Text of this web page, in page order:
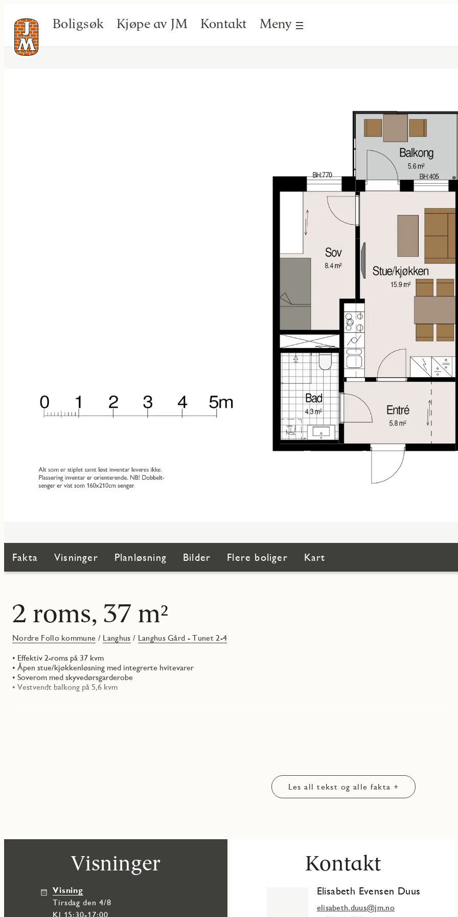
Boligsøk Kjøpe av JM Kontakt Meny
Fakta Visninger Planløsning Bilder Flere boliger Kart
2 roms, 37 m²
Nordre Follo kommune / Langhus / Langhus Gård - Tunet 2-4
• Effektiv 2-roms på 37 kvm
• Åpen stue/kjøkkenløsning med integrerte hvitevarer
• Soverom med skyvedørsgarderobe
• Vestvendt balkong på 5,6 kvm
Les all tekst og alle fakta +
Visninger
Visning
tirsdag den 4/8
Kl 15:30-17:00
Kontakt
Elisabeth Evensen Duus
elisabeth.duus@jm.no